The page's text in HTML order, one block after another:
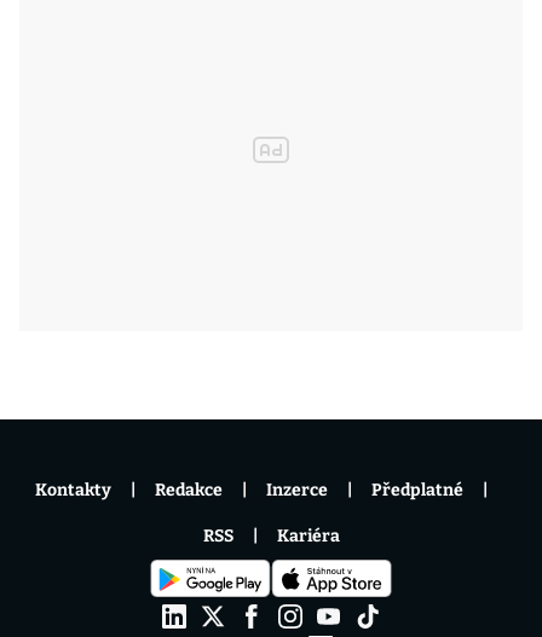
Kontakty Redakce Inzerce Předplatné
RSS Kariéra